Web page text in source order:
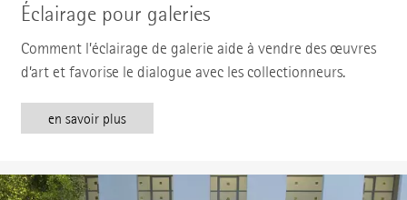
Éclairage pour galeries
Comment l’éclairage de galerie aide à vendre des œuvres
d’art et favorise le dialogue avec les collectionneurs.
en savoir plus